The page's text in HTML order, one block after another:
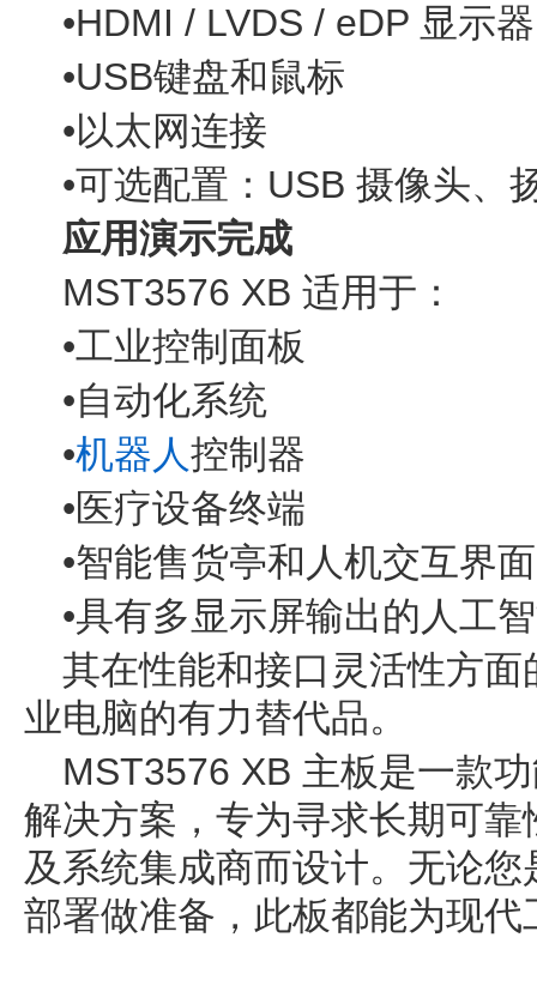
•HDMI / LVDS / eDP 显示
•USB键盘和鼠标
•以太网连接
•可选配置：USB 摄像头、
应用演示完成
MST3576 XB 适用于：
•工业控制面板
•自动化系统
•机器人控制器
•医疗设备终端
•智能售货亭和人机交互界面
•具有多显示屏输出的人工
其在性能和接口灵活性方
业电脑的有力替代品。
MST3576 XB 主板是一款
解决方案，专为寻求长期可
及系统集成商而设计。无论
部署做准备，此板都能为现